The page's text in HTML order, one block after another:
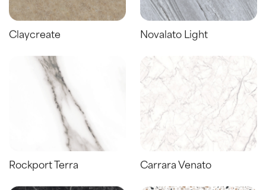
Claycreate Novalato Light
Rockport Terra Carrara Venato